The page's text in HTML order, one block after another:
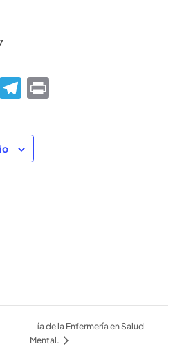
Messenger
Telegram
ía de la Enfermería en Salud
Mental.